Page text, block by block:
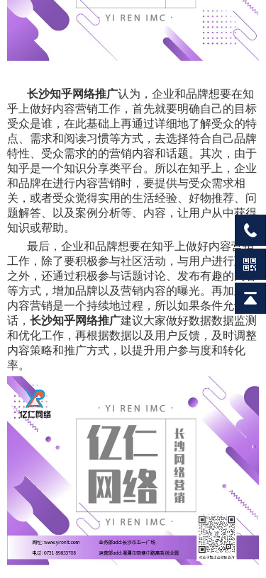
长沙知乎网络推广认为，企业和品牌想要在知
乎上做好内容营销工作，首先就要明确自己的目标
受众是谁，在此基础上再通过详细地了解受众的特
点、需求和阅读习惯等方式，去选择符合自己品牌
特性、受众需求的的营销内容和话题。其次，由于
知乎是一个知识分享类平台。所以在知乎上，企业
和品牌在进行内容营销时，要提供与受众需求相
关，或者受众觉得实用的生活经验、好物推荐、问
题解答、以及案例分析等、内容，让用户从中获得
知识或帮助。
最后，企业和品牌想要在知乎上做好内容营销
工作，除了要积极参与社区活动，与用户进行互动
之外，还通过积极参与话题讨论、发布有趣的内容
等方式，增加品牌以及营销内容的曝光。再加上，
内容营销是一个持续地过程，所以如果条件允许的
话， 长沙知乎网络推广建议大家做好数据数据监测
和优化工作，再根据数据以及用户反馈，及时调整
内容策略和推广方式，以提升用户参与度和转化
率。